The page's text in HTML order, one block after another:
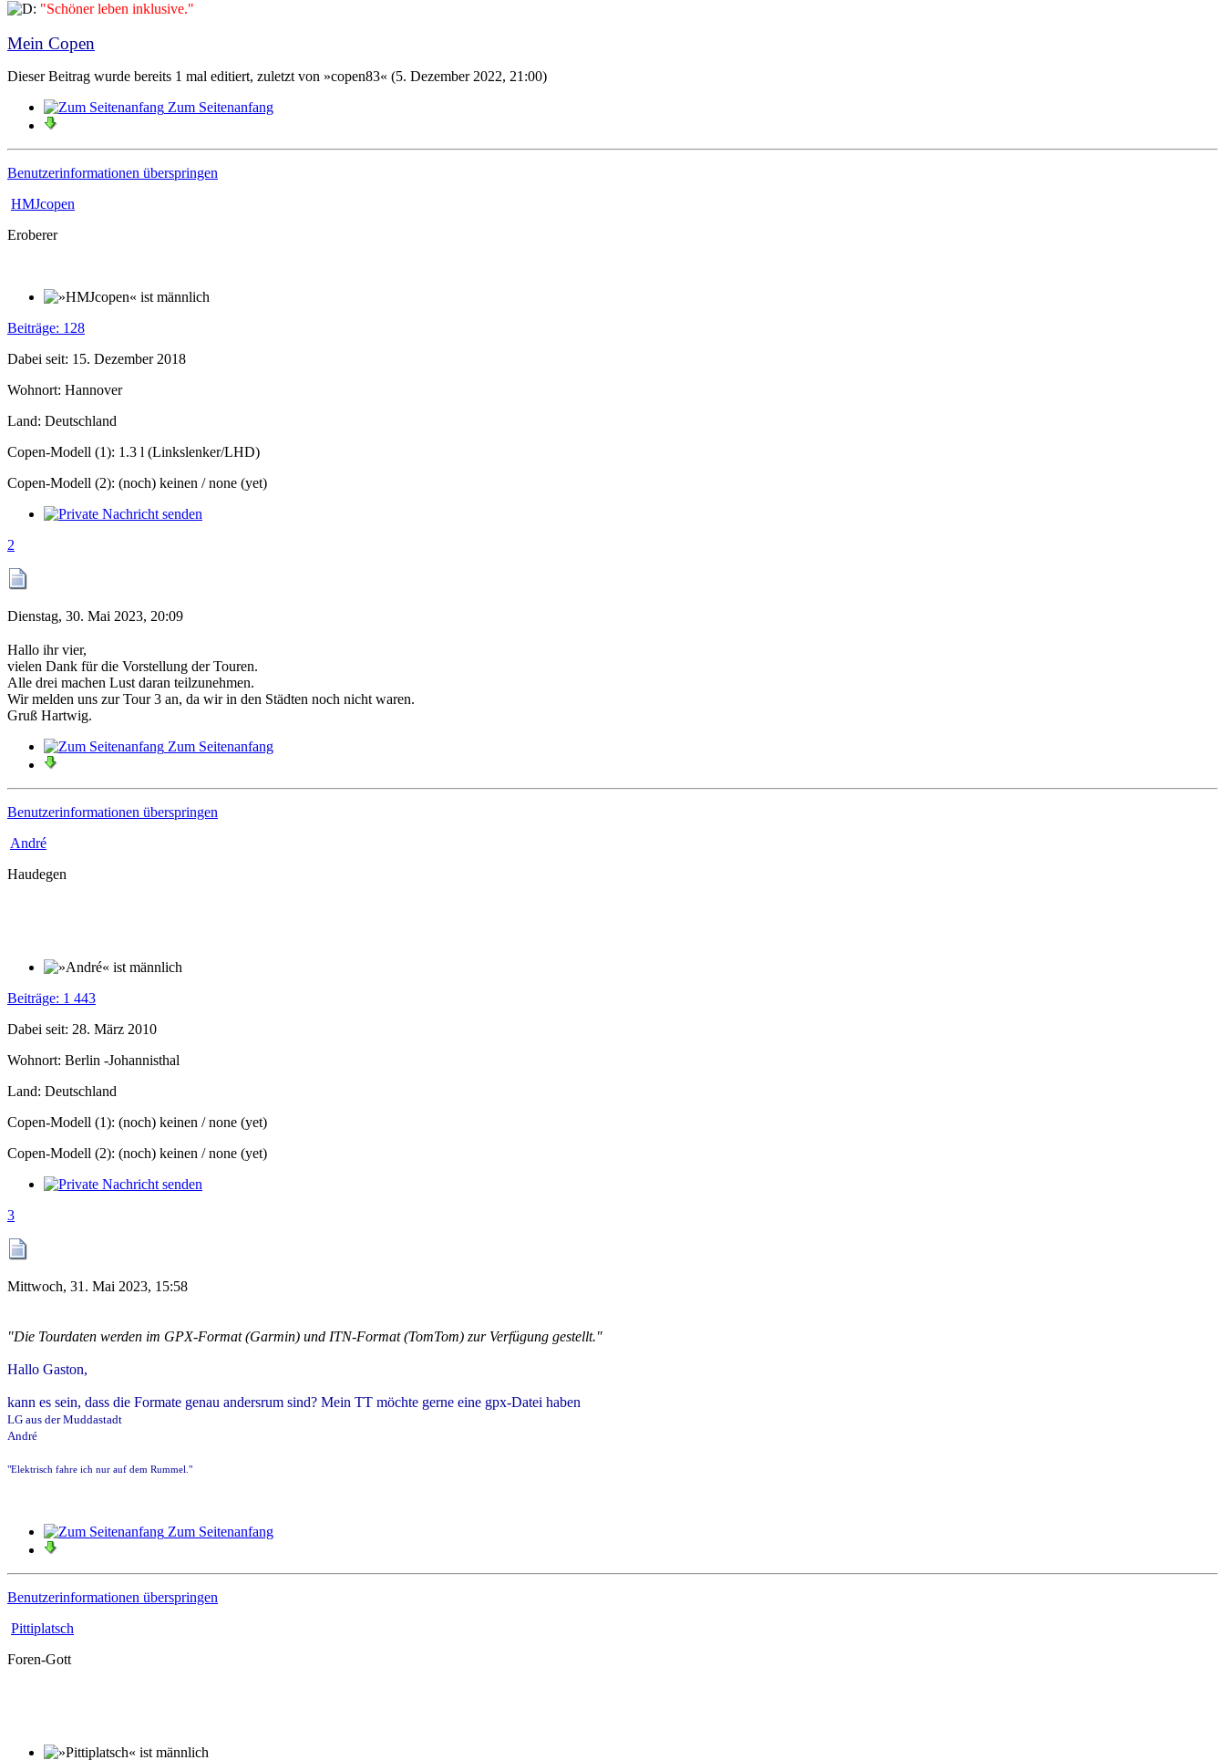
"Schöner leben inklusive."
Mein Copen
Dieser Beitrag wurde bereits 1 mal editiert, zuletzt von »copen83« (5. Dezember 2022, 21:00)
Zum Seitenanfang
Benutzerinformationen überspringen
HMJcopen
Eroberer
Beiträge: 128
Dabei seit: 15. Dezember 2018
Wohnort: Hannover
Land: Deutschland
Copen-Modell (1): 1.3 l (Linkslenker/LHD)
Copen-Modell (2): (noch) keinen / none (yet)
2
Dienstag, 30. Mai 2023, 20:09
Hallo ihr vier,
vielen Dank für die Vorstellung der Touren.
Alle drei machen Lust daran teilzunehmen.
Wir melden uns zur Tour 3 an, da wir in den Städten noch nicht waren.
Gruß Hartwig.
Zum Seitenanfang
Benutzerinformationen überspringen
André
Haudegen
Beiträge: 1 443
Dabei seit: 28. März 2010
Wohnort: Berlin -Johannisthal
Land: Deutschland
Copen-Modell (1): (noch) keinen / none (yet)
Copen-Modell (2): (noch) keinen / none (yet)
3
Mittwoch, 31. Mai 2023, 15:58
"Die Tourdaten werden im GPX-Format (Garmin) und ITN-Format (TomTom) zur Verfügung gestellt."
Hallo Gaston,
kann es sein, dass die Formate genau andersrum sind? Mein TT möchte gerne eine gpx-Datei haben
LG aus der Muddastadt
André
"Elektrisch fahre ich nur auf dem Rummel."
Zum Seitenanfang
Benutzerinformationen überspringen
Pittiplatsch
Foren-Gott